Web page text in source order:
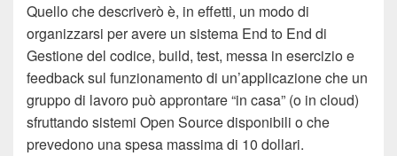
Quello che descriverò è, in effetti, un modo di
organizzarsi per avere un sistema End to End di
Gestione del codice, build, test, messa in esercizio e
feedback sul funzionamento di un’applicazione che un
gruppo di lavoro può approntare “in casa” (o in cloud)
sfruttando sistemi Open Source disponibili o che
prevedono una spesa massima di 10 dollari.